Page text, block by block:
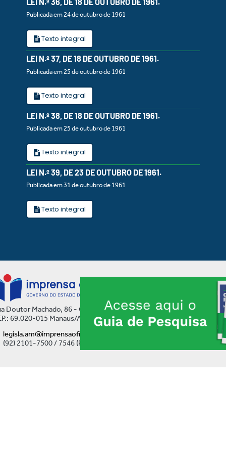
Publicada em 24 de outubro de 1961
Texto integral
LEI N.º 37, DE 18 DE OUTUBRO DE 1961.
Publicada em 25 de outubro de 1961
Texto integral
LEI N.º 38, DE 18 DE OUTUBRO DE 1961.
Publicada em 25 de outubro de 1961
Texto integral
LEI N.º 39, DE 23 DE OUTUBRO DE 1961.
Publicada em 31 de outubro de 1961
Texto integral
Doutor Machado, 86 - Centro
69.020-015 Manaus/AM
legisla.am@imprensaoficial.am.gov.br
(92) 2101-7500 / 7546 (Ramal)